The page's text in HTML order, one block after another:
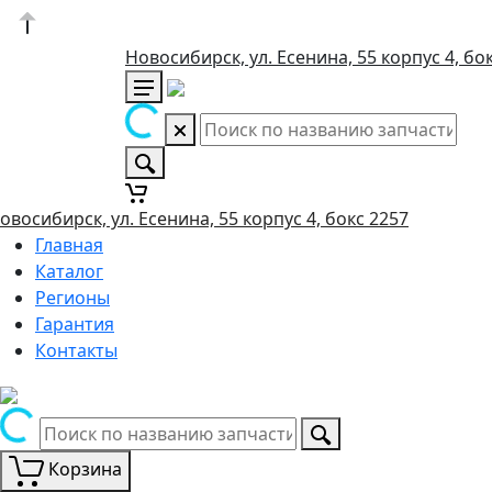
Новосибирск, ул. Есенина, 55 корпус 4,
ул. Есенина, 55 корпус 4, бокс 2257
Главная
Каталог
Регионы
Гарантия
Контакты
Корзина